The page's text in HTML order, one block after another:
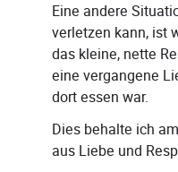
Eine andere
verletzen kann, ist
das kleine, nette
eine vergangene
dort essen war.
Dies behalte ich
aus Liebe und